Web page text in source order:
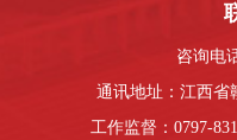
咨询电
通讯地址：江西省
工作监督：0797-